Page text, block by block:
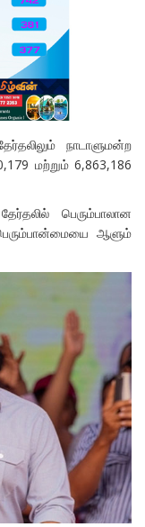
நாடாளுமன்ற
மற்றும் 6,863,186
பெரும்பாலான
ஆளும்